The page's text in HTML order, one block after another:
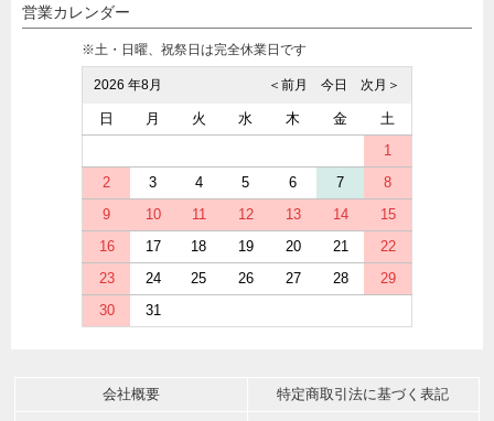
営業カレンダー
※土・日曜、祝祭日は完全休業日です
2026 年8月 次月＞
今日
＜前月
日 月 火 水 木 金
土
1
2
3 4 5 6 7
8
9
10 11 12 13 14
15
16
17 18 19 20 21
22
23
24 25 26 27 28
29
30
31
会社概要 特定商取引法に基づく表記